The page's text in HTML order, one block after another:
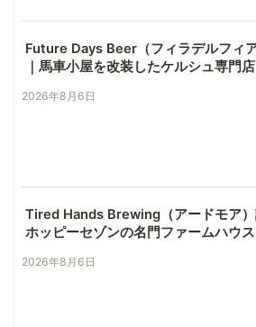
Future Days Beer（フィラデルフィ
｜馬車小屋を改装したケルシュ専門店
2026年8月6日
Tired Hands Brewing（アードモア）
ホッピーセゾンの名門ファームハウス
2026年8月6日